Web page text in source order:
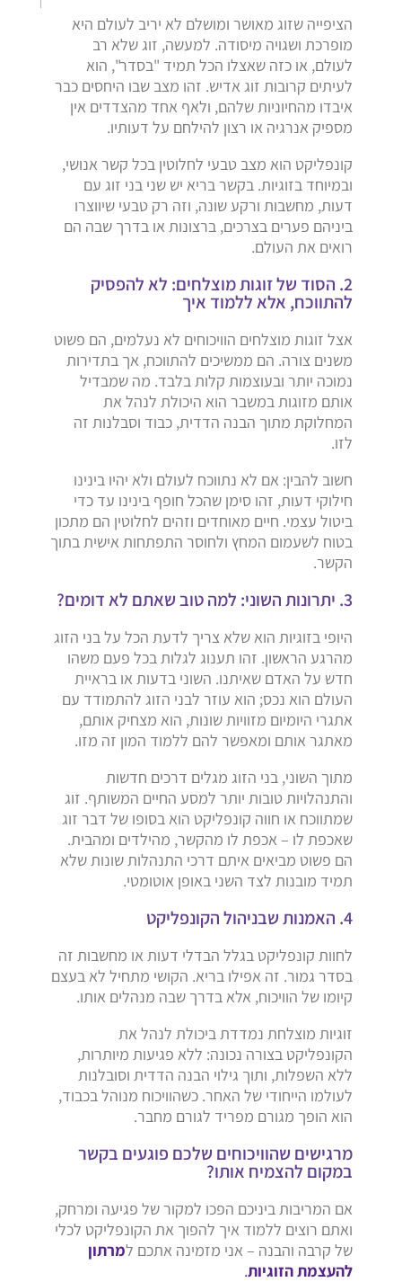
הציפייה שזוג מאושר ומושלם לא יריב לעולם היא
מופרכת ושגויה מיסודה. למעשה, זוג שלא רב
לעולם, או כזה שאצלו הכל תמיד "בסדר", הוא
לעיתים קרובות זוג אדיש. זהו מצב שבו היחסים כבר
איבדו מהחיוניות שלהם, ולאף אחד מהצדדים אין
מספיק אנרגיה או רצון להילחם על דעותיו.
קונפליקט הוא מצב טבעי לחלוטין בכל קשר אנושי,
ובמיוחד בזוגיות. בקשר בריא יש שני בני זוג עם
דעות, מחשבות ורקע שונה, וזה רק טבעי שיווצרו
ביניהם פערים בצרכים, ברצונות או בדרך שבה הם
רואים את העולם.
2. הסוד של זוגות מוצלחים: לא להפסיק
להתווכח, אלא ללמוד איך
אצל זוגות מוצלחים הוויכוחים לא נעלמים, הם פשוט
משנים צורה. הם ממשיכים להתווכח, אך בתדירות
נמוכה יותר ובעוצמות קלות בלבד. מה שמבדיל
אותם מזוגות במשבר הוא היכולת לנהל את
המחלוקת מתוך הבנה הדדית, כבוד וסבלנות זה
לזו.
חשוב להבין: אם לא נתווכח לעולם ולא יהיו בינינו
חילוקי דעות, זהו סימן שהכל חופף בינינו עד כדי
ביטול עצמי. חיים מאוחדים וזהים לחלוטין הם מתכון
בטוח לשעמום המחץ ולחוסר התפתחות אישית בתוך
הקשר.
3. יתרונות השוני: למה טוב שאתם לא דומים?
היופי בזוגיות הוא שלא צריך לדעת הכל על בני הזוג
מהרגע הראשון. זהו תענוג לגלות בכל פעם משהו
חדש על האדם שאיתנו. השוני בדעות או בראיית
העולם הוא נכס; הוא עוזר לבני הזוג להתמודד עם
אתגרי היומיום מזוויות שונות, הוא מצחיק אותם,
מאתגר אותם ומאפשר להם ללמוד המון זה מזו.
מתוך השוני, בני הזוג מגלים דרכים חדשות
והתנהלויות טובות יותר למסע החיים המשותף. זוג
שמתווכח או חווה קונפליקט הוא בסופו של דבר זוג
שאכפת לו – אכפת לו מהקשר, מהילדים ומהבית.
הם פשוט מביאים איתם דרכי התנהלות שונות שלא
תמיד מובנות לצד השני באופן אוטומטי.
4. האמנות שבניהול הקונפליקט
לחוות קונפליקט בגלל הבדלי דעות או מחשבות זה
בסדר גמור. זה אפילו בריא. הקושי מתחיל לא בעצם
קיומו של הוויכוח, אלא בדרך שבה מנהלים אותו.
זוגיות מוצלחת נמדדת ביכולת לנהל את
הקונפליקט בצורה נכונה: ללא פגיעות מיותרות,
ללא השפלות, ותוך גילוי הבנה הדדית וסובלנות
לעולמו הייחודי של האחר. כשהוויכוח מנוהל בכבוד,
הוא הופך מגורם מפריד לגורם מחבר.
מרגישים שהוויכוחים שלכם פוגעים בקשר
במקום להצמיח אותו?
אם המריבות ביניכם הפכו למקור של פגיעה ומרחק,
ואתם רוצים ללמוד איך להפוך את הקונפליקט לכלי
של קרבה והבנה – אני מזמינה אתכם למרתון
להעצמת הזוגיות.